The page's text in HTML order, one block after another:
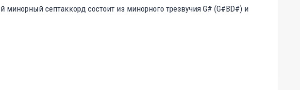
септаккорд состоит из минорного трезвучия G# (G#BD#) и